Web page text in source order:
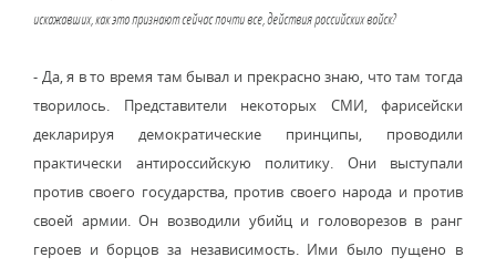
искажавших, как это признают сейчас почти все, действия российских войск?
- Да, я в то время там бывал и прекрасно знаю, что там тогда
творилось. Представители некоторых СМИ, фарисейски
декларируя демократические принципы, проводили
практически антироссийскую политику. Они выступали
против своего государства, против своего народа и против
своей армии. Он возводили убийц и головорезов в ранг
героев и борцов за независимость. Ими было пущено в